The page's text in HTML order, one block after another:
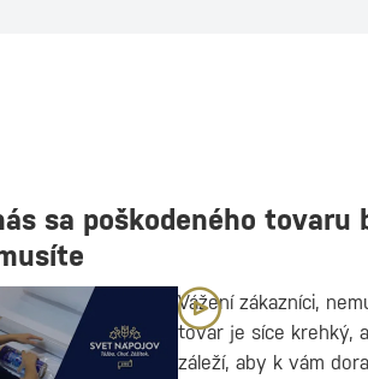
sa poškodeného tovaru
Vážení zákazníci,
tovar je síce krehký,
záleží, aby k vám